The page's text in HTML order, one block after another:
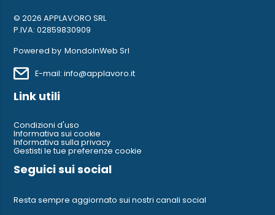
© 2026 APPLAVORO SRL
P.IVA: 02859830909
Powered by MondoInWeb Srl
E-mail: info@applavoro.it
Link utili
Condizioni d'uso
Informativa sui cookie
Informativa sulla privacy
Gestisti le tue preferenze cookie
Seguici sui social
Resta sempre aggiornato sui nostri canali social